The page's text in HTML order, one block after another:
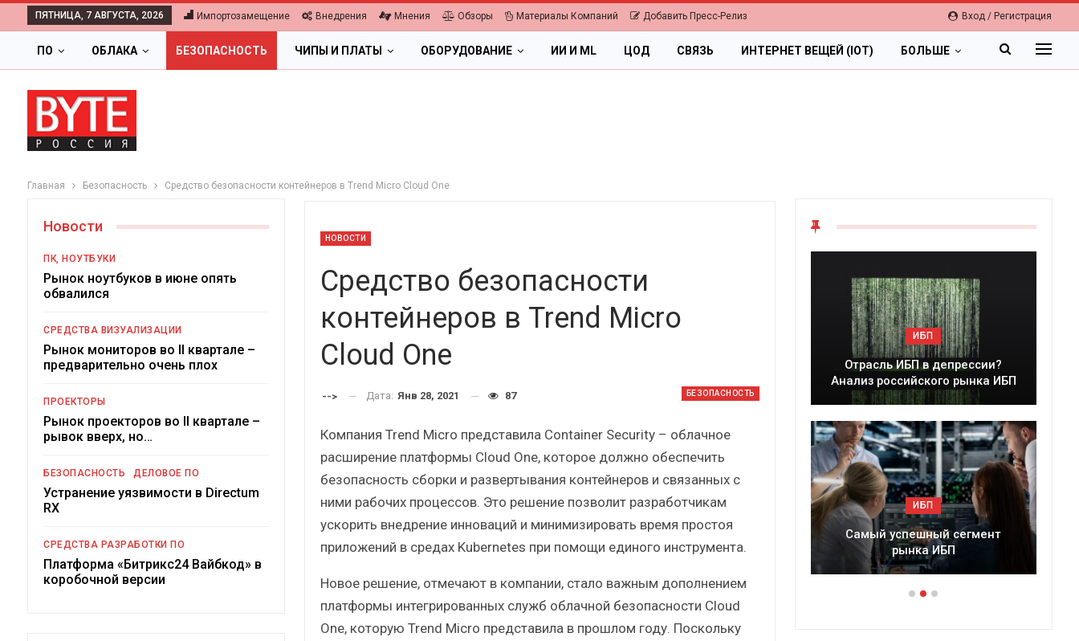
Вход / Регистрация
ПЯТНИЦА, 7 АВГУСТА, 2026 Импортозамещение Внедрения Мнения Обзоры Материалы Компаний Добавить Пресс-Релиз
ПО ОБЛАКА БЕЗОПАСНОСТЬ ЧИПЫ И ПЛАТЫ ОБОРУДОВАНИЕ ИИ И ML ЦОД СВЯЗЬ ИНТЕРНЕТ ВЕЩЕЙ (IOT) БОЛЬШЕ
Главная Безопасность Средство безопасности контейнеров в Trend Micro Cloud One
НОВОСТИ
Средство безопасности
контейнеров в Trend Micro
Cloud One
БЕЗОПАСНОСТЬ
--> Дата: Янв 28, 2021 87
Компания Trend Micro представила Container Security – облачное
расширение платформы Cloud One, которое должно обеспечить
безопасность сборки и развертывания контейнеров и связанных с
ними рабочих процессов. Это решение позволит разработчикам
ускорить внедрение инноваций и минимизировать время простоя
приложений в средах Kubernetes при помощи единого инструмента.
Новое решение, отмечают в компании, стало важным дополнением
платформы интегрированных служб облачной безопасности Cloud
One, которую Trend Micro представила в прошлом году. Поскольку
Новости
ПК, НОУТБУКИ
Рынок ноутбуков в июне опять
обвалился
СРЕДСТВА ВИЗУАЛИЗАЦИИ
Рынок мониторов во II квартале –
предварительно очень плох
ПРОЕКТОРЫ
Рынок проекторов во II квартале –
рывок вверх, но…
БЕЗОПАСНОСТЬ ДЕЛОВОЕ ПО
Устранение уязвимости в Directum
RX
СРЕДСТВА РАЗРАБОТКИ ПО
Платформа «Битрикс24 Вайбкод» в
коробочной версии
ОБЛАКА
Цифровая экономика 2026.
Краткий статистический
ИБП
Подкосят ли глобальные угрозы
российский рынок ИБП?
ИБП
Отрасль ИБП в депрессии?
Часть II.
ИБП
Отрасль ИБП в депрессии?
Анализ российского рынка ИБП
ИБП
Самый успешный сегмент
рынка ИБП